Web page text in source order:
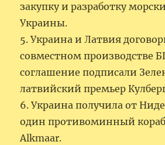
закупку и разработку
Украины.
5. Украина и Латвия
совместном производстве
соглашение подписали
латвийский премьер
6. Украина получила от
один противоминный
Alkmaar.